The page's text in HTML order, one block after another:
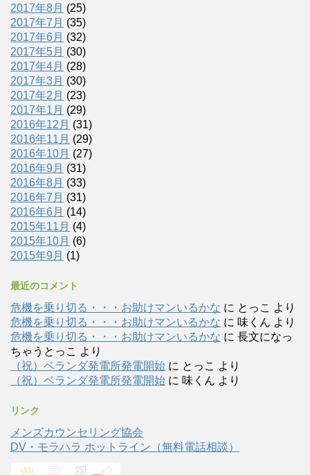
2017年8月 (25)
2017年7月 (35)
2017年6月 (32)
2017年5月 (30)
2017年4月 (28)
2017年3月 (30)
2017年2月 (23)
2017年1月 (29)
2016年12月 (31)
2016年11月 (29)
2016年10月 (27)
2016年9月 (31)
2016年8月 (33)
2016年7月 (31)
2016年6月 (14)
2015年11月 (4)
2015年10月 (6)
2015年9月 (1)
最近のコメント
危機を乗り切る・・・お助けマンいるかな に とっこ より
危機を乗り切る・・・お助けマンいるかな に 味くん より
危機を乗り切る・・・お助けマンいるかな に 長文になっ
ちゃうとっこ より
（祝）ベランダ発電所発電開始 に とっこ より
（祝）ベランダ発電所発電開始 に 味くん より
リンク
メンズカウンセリング協会
DV・モラハラ ホットライン（無料電話相談）